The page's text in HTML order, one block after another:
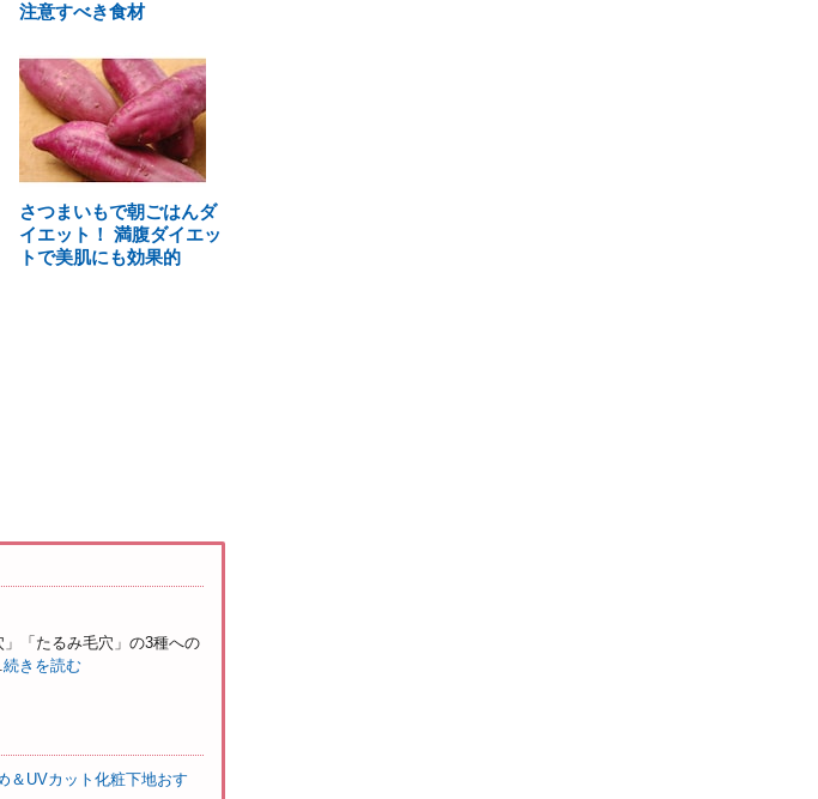
注意すべき食材
さつまいもで朝ごはんダ
イエット！ 満腹ダイエッ
トで美肌にも効果的
「たるみ毛穴」の3種への
続きを読む
＆UVカット化粧下地おす